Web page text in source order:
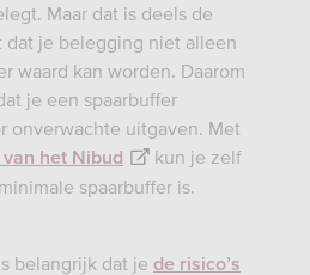
Maar dat is deels de
je belegging niet alleen
waard kan worden. Daarom
je een spaarbuffer
onverwachte uitgaven. Met
het Nibud
kun je zelf
spaarbuffer is.
belangrijk dat je de risico’s